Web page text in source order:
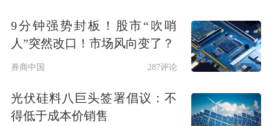
路透社报道援引ActivTrades分析师
Ricardo Evangelista的观点称，从中长
期来看，金价可能主要受货币政策驱
动，美联储和美元走势将是特别重要的
因素。美联储的“鹰派”倾向强化了美元
9分钟强势封板！股市“吹哨
人”突然改口！市场风向变了？
券商中国 287评论
光伏硅料八巨头签署倡议：不
得低于成本价销售